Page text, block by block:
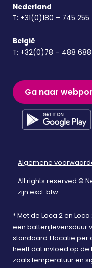
Nederland
T: +31(0)180 – 745 255
België
T: +32(0)78 – 488 688
Ga naar
Algemene
All rights reserved ©
zijn excl. btw.
* Met de Loca 2 en
een batterijlevensduur
standaard 1 locatie per
heeft dat invloed op de
zoals temperatuur en